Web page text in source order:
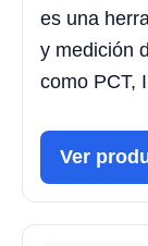
es una
y medición
como PCT,
Ver